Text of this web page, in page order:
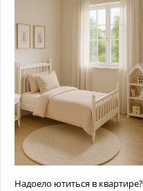
Надоело ютиться в